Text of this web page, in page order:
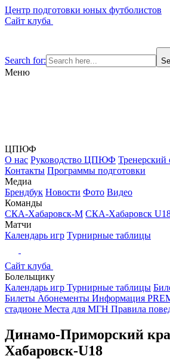
Центр подготовки юных футболистов
Сайт клуба
Search for:
Меню
ЦПЮФ
О нас Руководство ЦПЮФ Тренерский
Контакты Программы подготовки
Медиа
Брендбук Новости Фото Видео
Команды
СКА-Хабаровск-М СКА-Хабаровск
Матчи
Календарь игр Турнирные таблицы
Сайт клуба
Болельщику
Календарь игр Турнирные таблицы
Билеты Абонементы Информация
стадионе Места для МГН Правила
Динамо-Приморский
Хабаровск-U18